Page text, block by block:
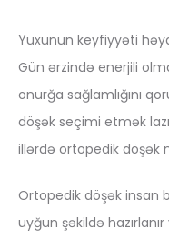
Yuxunun keyfiyyəti
Gün ərzində enerjili
onurğa sağlamlığını
döşək seçimi etmək
illərdə ortopedik döşək
Ortopedik döşək insan
uyğun şəkildə